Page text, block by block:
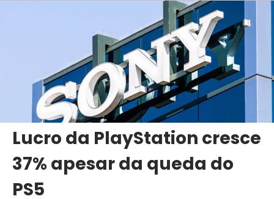
Lucro da PlayStation cresce
37% apesar da queda do
PS5